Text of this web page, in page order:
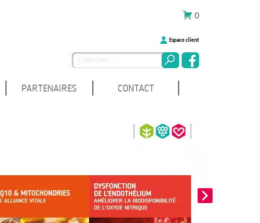
0
Espace client
Chercher
pour
:
PARTENAIRES CONTACT